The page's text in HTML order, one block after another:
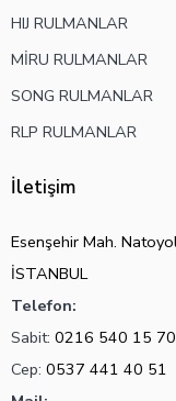
HIJ RULMANLAR
MİRU RULMANLAR
SONG RULMANLAR
RLP RULMANLAR
İletişim
Esenşehir Mah.
İSTANBUL
Telefon:
Sabit: 0216 540 15 70
Cep: 0537 441 40 51